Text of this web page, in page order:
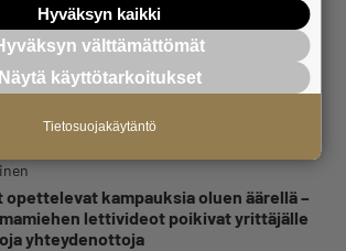
epävarmuutta”
työntekijä joutuu
yli 300 kilometriä
opettelevat kampauksia oluen äärellä –
lettivideot poikivat yrittäjälle
yhteydenottoja
Hyväksyn kaikki
välttämättömät
Näytä käyttötarkoitukset
Tietosuojakäytäntö